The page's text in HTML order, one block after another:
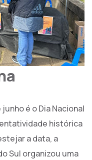
junho é o Dia Nacional
histórica
a data, a
Sul organizou uma